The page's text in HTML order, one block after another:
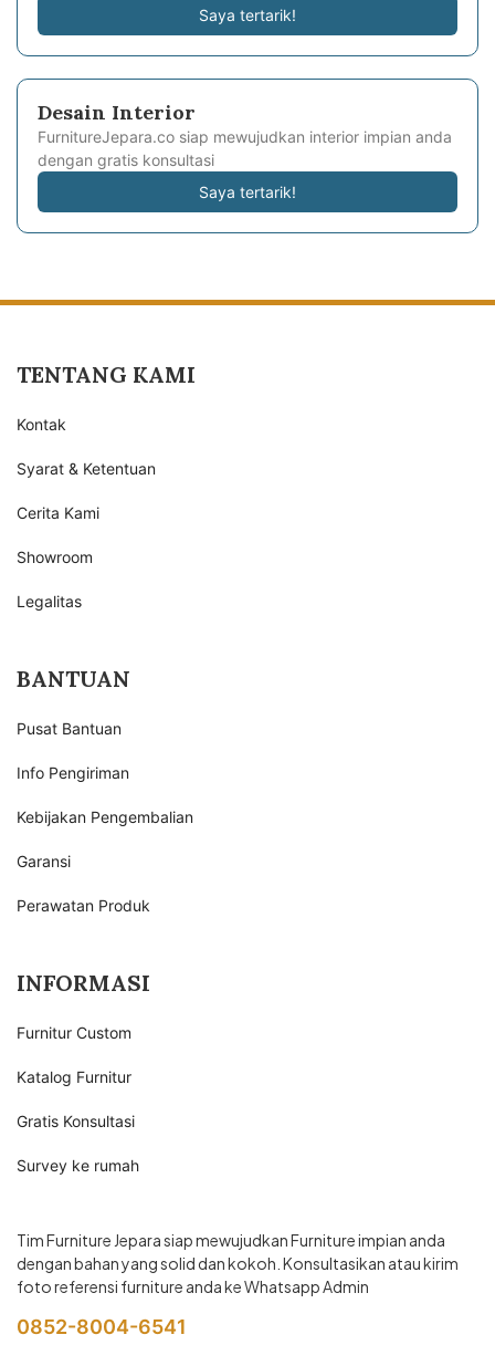
Saya tertarik!
Desain Interior
FurnitureJepara.co siap mewujudkan interior impian anda
dengan gratis konsultasi
Saya tertarik!
TENTANG KAMI
Kontak
Syarat & Ketentuan
Cerita Kami
Showroom
Legalitas
BANTUAN
Pusat Bantuan
Info Pengiriman
Kebijakan Pengembalian
Garansi
Perawatan Produk
INFORMASI
Furnitur Custom
Katalog Furnitur
Gratis Konsultasi
Survey ke rumah
Tim Furniture Jepara siap mewujudkan Furniture impian anda
dengan bahan yang solid dan kokoh. Konsultasikan atau kirim
foto referensi furniture anda ke Whatsapp Admin
0852-8004-6541